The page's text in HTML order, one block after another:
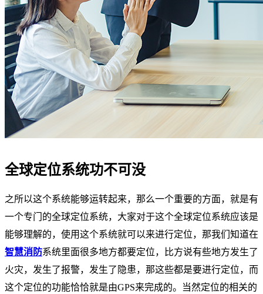
全球定位系统功不可没
之所以这个系统能够运转起来，那么一个重要的方面，就是有
一个专门的全球定位系统，大家对于这个全球定位系统应该是
能够理解的，使用这个系统就可以来进行定位，那我们知道在
智慧消防系统里面很多地方都要定位，比方说有些地方发生了
火灾，发生了报警，发生了隐患，那这些都是要进行定位，而
这个定位的功能恰恰就是由GPS来完成的。当然定位的相关的